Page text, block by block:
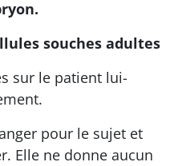
souches adultes
sur le patient lui-
pour le sujet et
Elle ne donne aucun